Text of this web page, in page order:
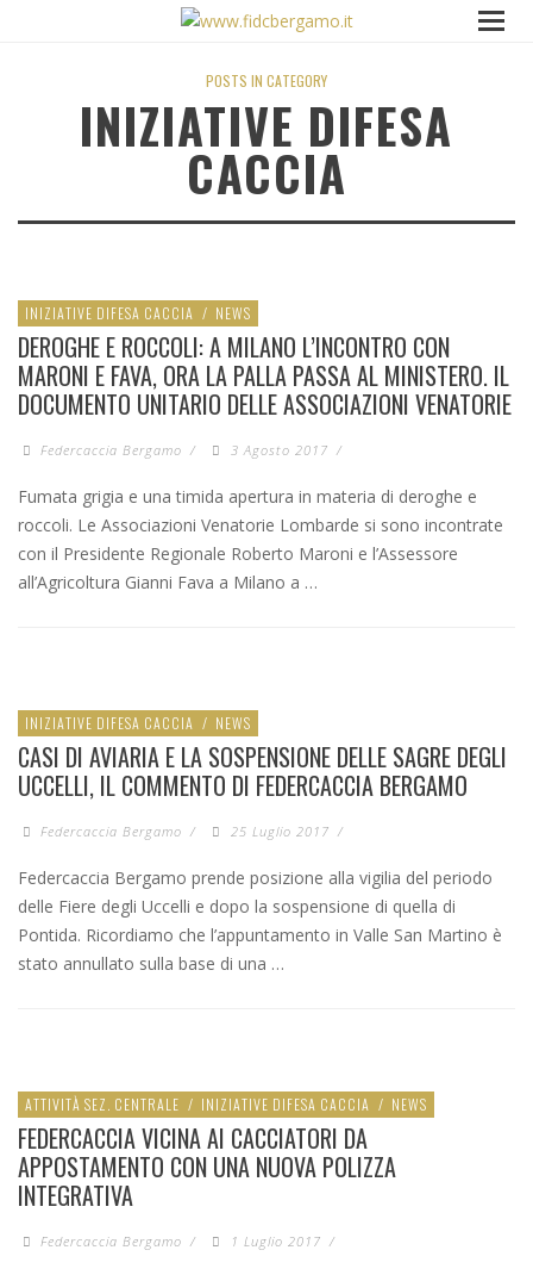
POSTS IN CATEGORY
INIZIATIVE DIFESA
CACCIA
INIZIATIVE DIFESA CACCIA / NEWS
DEROGHE E ROCCOLI: A MILANO L’INCONTRO CON
MARONI E FAVA, ORA LA PALLA PASSA AL MINISTERO. IL
DOCUMENTO UNITARIO DELLE ASSOCIAZIONI VENATORIE
Federcaccia Bergamo / 3 Agosto 2017 /
Fumata grigia e una timida apertura in materia di deroghe e
roccoli. Le Associazioni Venatorie Lombarde si sono incontrate
con il Presidente Regionale Roberto Maroni e l’Assessore
all’Agricoltura Gianni Fava a Milano a …
INIZIATIVE DIFESA CACCIA / NEWS
CASI DI AVIARIA E LA SOSPENSIONE DELLE SAGRE DEGLI
UCCELLI, IL COMMENTO DI FEDERCACCIA BERGAMO
Federcaccia Bergamo / 25 Luglio 2017 /
Federcaccia Bergamo prende posizione alla vigilia del periodo
delle Fiere degli Uccelli e dopo la sospensione di quella di
Pontida. Ricordiamo che l’appuntamento in Valle San Martino è
stato annullato sulla base di una …
ATTIVITÀ SEZ. CENTRALE / INIZIATIVE DIFESA CACCIA / NEWS
FEDERCACCIA VICINA AI CACCIATORI DA
APPOSTAMENTO CON UNA NUOVA POLIZZA
INTEGRATIVA
Federcaccia Bergamo / 1 Luglio 2017 /